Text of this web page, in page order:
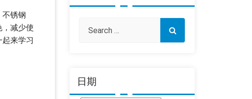
不锈钢
减少使
来学习
日期